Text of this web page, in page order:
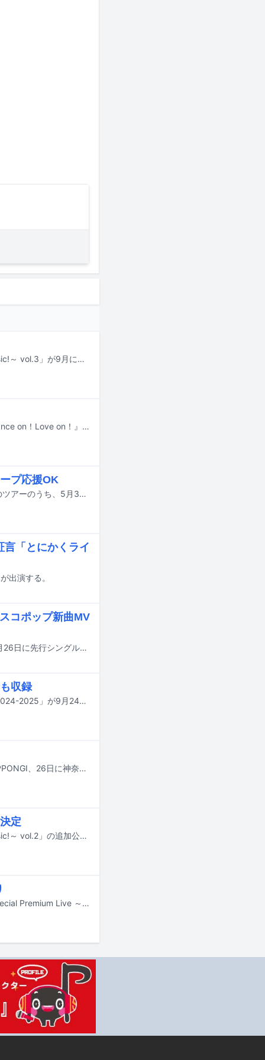
伊藤蘭のワンマンライブ「伊藤 蘭 Special Premium Live ～Don't Stop The Music!～ vol.3」が9月に開催される。
伊藤蘭が明日5月31日に行うホールツアー「伊藤蘭コンサートツアー 2026 『Dance on！Love on！』」東京・SGC HALL ARIAKE公演の模様が8月にWOWOWで放送・配信される。
プ応援OK
伊藤蘭が4月から6月にかけてホールツアー「Dance on! Love on!」を開催。このツアーのうち、5月30日と31日に行われる東京・SGC HALL ARIAKE公演に娘の趣里がスペシャルゲストとして出演する。
「とにかくライ
出演する。
コポップ新曲MV
伊藤蘭が4月1日に4thアルバム「Bright on」をリリースすることが決定。本日1月26日に先行シングル「Dance on! Love on!」が配信され、ミュージックビデオが公開された。
収録
伊藤蘭のライブBlu-ray / DVD「伊藤 蘭 ～Over the Moon～ コンサートツアー 2024-2025」が9月24日に発売される。
伊藤蘭が手首を骨折。これにともない、7月11、12日に東京・ EX THEATER ROPPONGI、26日に神奈川・KT Zepp Yokohamaにて開催予定だったライブ「伊藤 蘭 Special Premium Live ～Don’t Stop The Music! ～ vol.2」が中止となることが発表された。
定
伊藤蘭のワンマンライブ「伊藤 蘭 Special Premium Live ～Don't Stop The Music!～ vol.2」の追加公演が7月26日に神奈川・KT Zepp Yokohamaにて開催される。
伊藤蘭が7月11日、12日に東京・EX THEATER ROPPONGIでライブ「伊藤 蘭 Special Premium Live ～Don’t Stop The Music!～ vol.2」を開催する。